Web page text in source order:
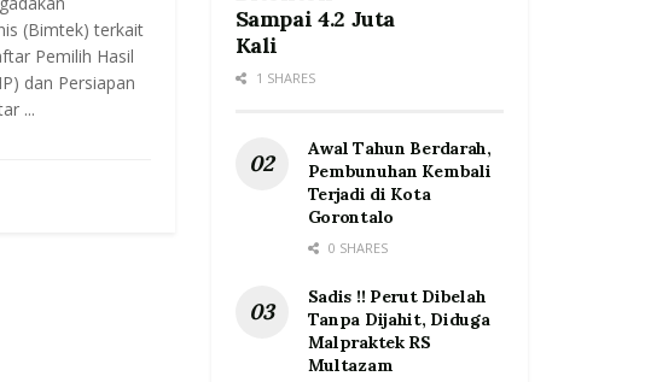
(Bimtek) terkait
Pemilih Hasil
dan Persiapan
...
Sampai 4.2 Juta
Kali
1 SHARES
Awal Tahun Berdarah,
Pembunuhan Kembali
Terjadi di Kota
Gorontalo
0 SHARES
Sadis !! Perut Dibelah
Tanpa Dijahit, Diduga
Malpraktek RS
Multazam